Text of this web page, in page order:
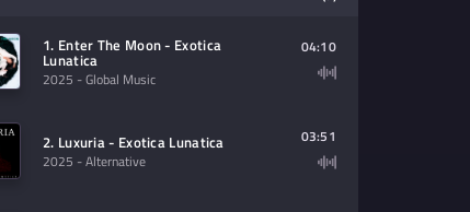
1. Enter The Moon - Exotica
Lunatica
2025 - Global Music
04:10
2. Luxuria - Exotica Lunatica
2025 - Alternative
03:51